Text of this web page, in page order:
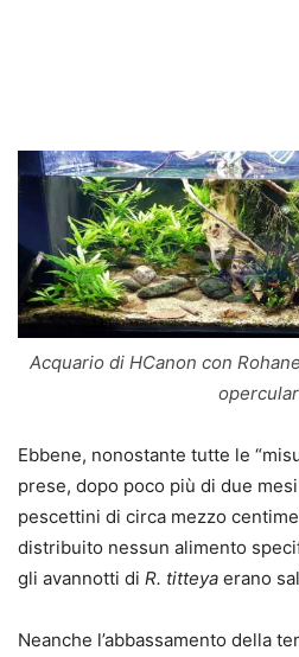
Acquario di HCanon con
Ebbene, nonostante tutte le
prese, dopo poco più di due
pescettini di circa mezzo
distribuito nessun alimento
gli avannotti di R. titteya erano
Neanche l’abbassamento della